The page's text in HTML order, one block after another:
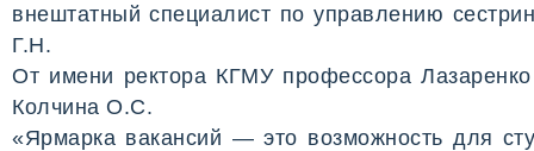
внештатный специалист по управлению
Г.Н.
От имени ректора КГМУ профессора
Колчина О.С.
«Ярмарка вакансий — это возможность для